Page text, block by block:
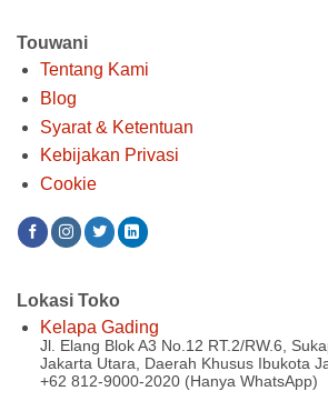
Touwani
Tentang Kami
Blog
Syarat & Ketentuan
Kebijakan Privasi
Cookie
Lokasi Toko
Kelapa Gading
Jl. Elang Blok A3 No.12 RT.2/RW.6,
Jakarta Utara, Daerah Khusus Ibukota
+62 812-9000-2020 (Hanya WhatsApp)